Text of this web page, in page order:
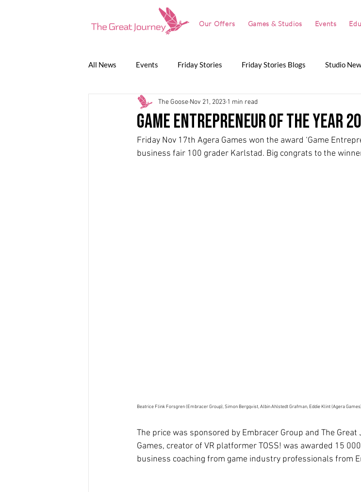
Our Offers Games & Studios Events
All News Events Friday Stories Friday Stories Blogs Studio
Game Jam Lunch Talk Partnerships
The Great Journey
Game Entrepreneur of the year
The Goose Nov 21, 2023 1 min read
Friday Nov 17th Agera Games won the award ‘Game
business fair 100 grader Karlstad. Big congrats to the
Beatrice Flink Forsgren (Embracer Group), Simon Bergqvist, Albin Ahlstedt Grafman, Eddie Klint (Agera
The price was sponsored by Embracer Group and The
Games, creator of VR platformer TOSS! was awarded 15
business coaching from game industry professionals from